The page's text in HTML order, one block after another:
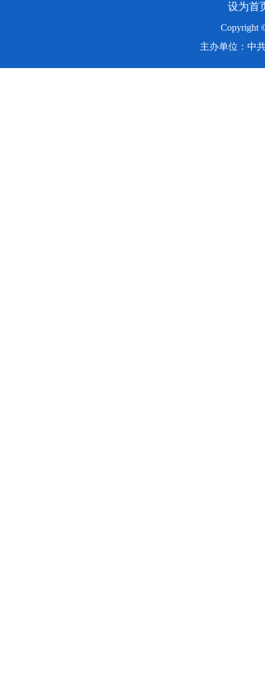
设为首
Copyright
主办单位：中